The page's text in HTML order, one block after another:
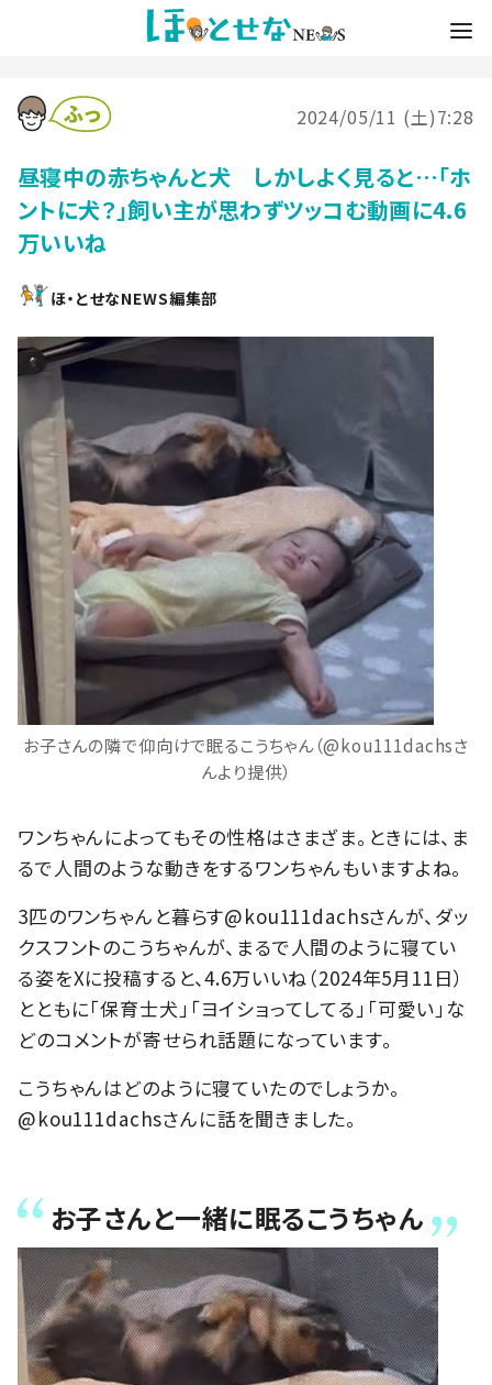
2024/05/11 (土)7:28
昼寝中の赤ちゃんと犬 しかしよく見ると…「ホ
ントに犬？」飼い主が思わずツッコむ動画に4.6
万いいね
ほ・とせなNEWS編集部
お子さんの隣で仰向けで眠るこうちゃん（@kou111dachsさ
んより提供）
ワンちゃんによってもその性格はさまざま。ときには、ま
るで人間のような動きをするワンちゃんもいますよね。
3匹のワンちゃんと暮らす@kou111dachsさんが、ダッ
クスフントのこうちゃんが、まるで人間のように寝てい
る姿をXに投稿すると、4.6万いいね（2024年5月11日）
とともに「保育士犬」「ヨイショってしてる」「可愛い」な
どのコメントが寄せられ話題になっています。
こうちゃんはどのように寝ていたのでしょうか。
@kou111dachsさんに話を聞きました。
お子さんと一緒に眠るこうちゃん